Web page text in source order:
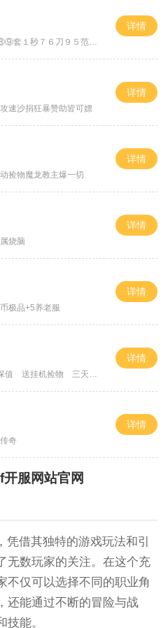
１秒７６刀９５范围捡
详情
速沙捐狂暴赞助皆可嫖
详情
捡物魔龙教主爆一切
详情
烧脑
详情
极品+5养老服
详情
值 送挂机捡物 三天合区
详情
奇
详情
服网站官网
借其独特的游戏玩法和引
无数玩家的关注。在这个充
不仅可以选择不同的职业角
还能通过不断的冒险与战
能。